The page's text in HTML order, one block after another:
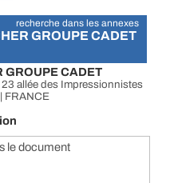
recherche dans les annexes
GROUPE CADET
GROUPE CADET
allée des Impressionnistes
FRANCE
le document